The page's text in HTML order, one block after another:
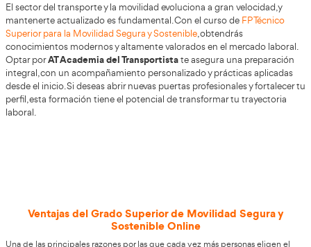
100%
Inserción Laboral
enriquecer tu perfil profesional, en
de Arosa